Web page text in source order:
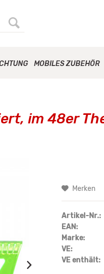
MOBILES ZUBEHÖR
im 48er
Merken
Artikel-Nr.:
EAN:
Marke:
VE:
VE enthält: